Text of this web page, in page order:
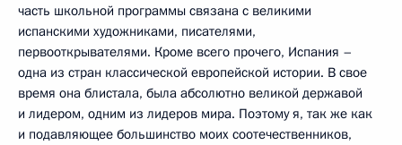
часть школьной программы связана с великими
испанскими художниками, писателями,
первооткрывателями. Кроме всего прочего, Испания –
одна из стран классической европейской истории. В свое
время она блистала, была абсолютно великой державой
и лидером, одним из лидеров мира. Поэтому я, так же как
и подавляющее большинство моих соотечественников,